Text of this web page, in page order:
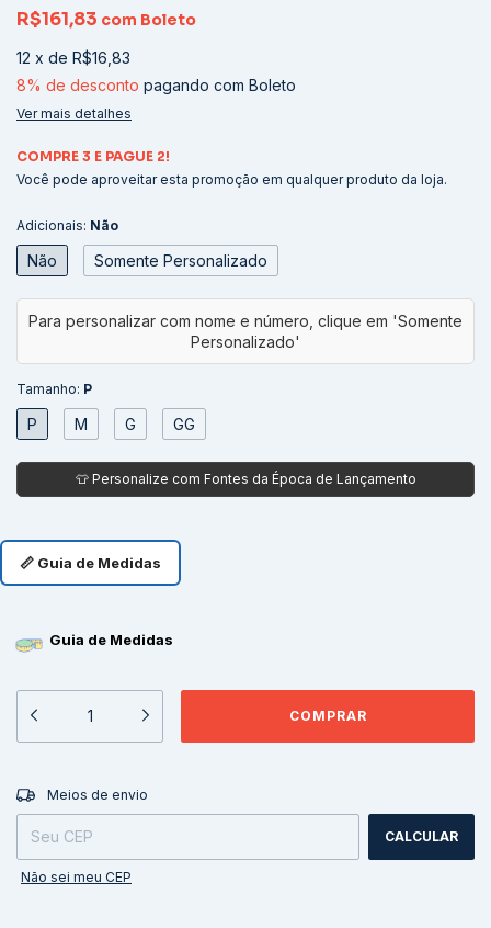
R$161,83 com Boleto
12 x de R$16,83
8% de desconto pagando com Boleto
Ver mais detalhes
COMPRE 3 E PAGUE 2!
Você pode aproveitar esta promoção em qualquer produto da loja.
Adicionais: Não
Não Somente Personalizado
Tamanho: P
P M G GG
📏 Guia de Medidas
Guia de Medidas
Entregas para o CEP:
Meios de envio
CALCULAR
Não sei meu CEP